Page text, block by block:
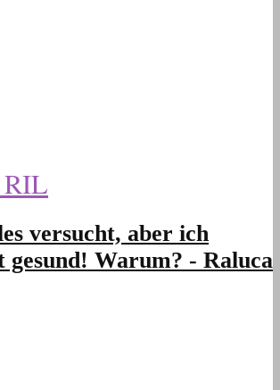
versucht, aber ich
gesund! Warum? - Raluca